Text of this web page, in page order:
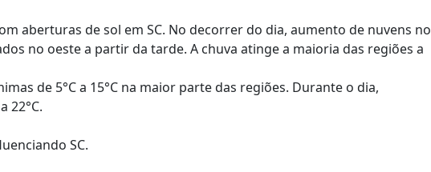
aberturas de sol em SC. No decorrer do dia, aumento de nuvens no
no oeste a partir da tarde. A chuva atinge a maioria das regiões a
de 5°C a 15°C na maior parte das regiões. Durante o dia,
22°C.
SC.